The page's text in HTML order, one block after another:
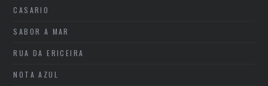
CASARIO
SABOR A MAR
RUA DA ERICEIRA
NOTA AZUL